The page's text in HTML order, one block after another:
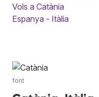
Vols a Catània
Espanya - Itàlia
font